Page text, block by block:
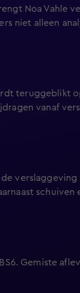
Noa Vahle
niet alleen
teruggeblikt
vanaf
schuiven
Gemiste